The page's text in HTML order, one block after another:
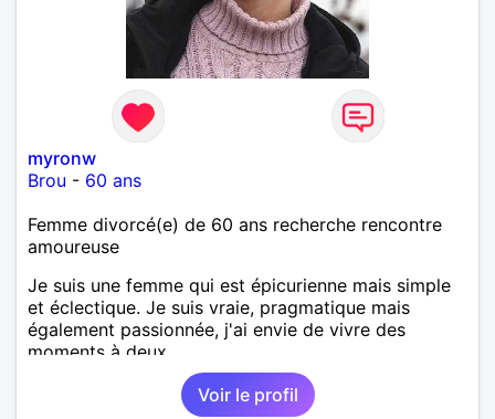
myronw
Brou - 60 ans
Femme divorcé(e) de 60 ans recherche rencontre
amoureuse
Je suis une femme qui est épicurienne mais simple
et éclectique. Je suis vraie, pragmatique mais
également passionnée, j'ai envie de vivre des
moments à deux.
Voir le profil